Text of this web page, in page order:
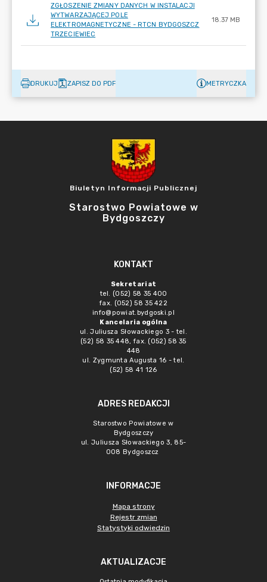
ZGŁOSZENIE ZMIANY DANYCH W INSTALACJI
WYTWARZAJĄCEJ POLE
ELEKTROMAGNETYCZNE - RTCN BYDGOSZCZ
TRZECIEWIEC
18.37 MB
DRUKUJ ZAPISZ DO PDF METRYCZKA
Biuletyn Informacji Publicznej
Starostwo Powiatowe w
Bydgoszczy
KONTAKT
Sekretariat
tel. (052) 58 35 400
fax. (052) 58 35 422
info@powiat.bydgoski.pl
Kancelaria ogólna
ul. Juliusza Słowackiego 3 - tel.
(52) 58 35 448, fax. (052) 58 35
448
ul. Zygmunta Augusta 16 - tel.
(52) 58 41 126
ADRES REDAKCJI
Starostwo Powiatowe w
Bydgoszczy
ul. Juliusza Słowackiego 3, 85-
008 Bydgoszcz
INFORMACJE
Mapa strony
Rejestr zmian
Statystyki odwiedzin
AKTUALIZACJE